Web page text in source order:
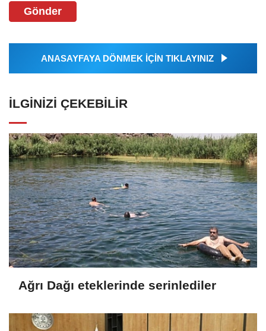
Gönder
ANASAYFAYA DÖNMEK İÇİN TIKLAYINIZ
İLGINIZI ÇEKEBILIR
Ağrı Dağı eteklerinde serinlediler